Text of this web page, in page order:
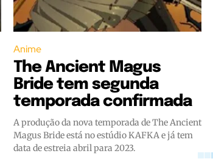
Anime
The Ancient Magus
Bride tem segunda
temporada confirmada
A produção da nova temporada de The Ancient
Magus Bride está no estúdio KAFKA e já tem
data de estreia abril para 2023.